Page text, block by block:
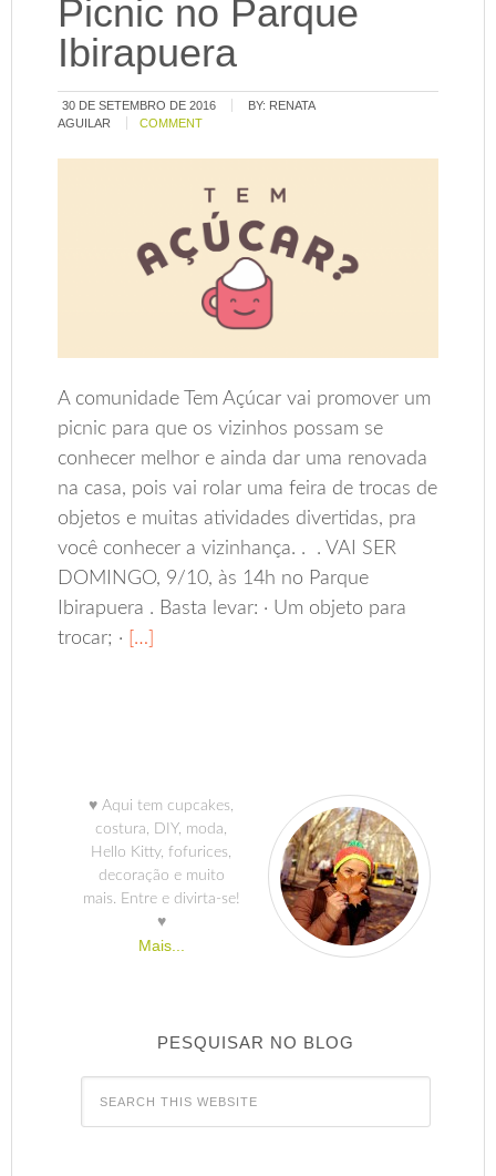
Picnic no Parque
Ibirapuera
30 DE SETEMBRO DE 2016 BY: RENATA
AGUILAR
COMMENT
A comunidade Tem Açúcar vai promover um
picnic para que os vizinhos possam se
conhecer melhor e ainda dar uma renovada
na casa, pois vai rolar uma feira de trocas de
objetos e muitas atividades divertidas, pra
você conhecer a vizinhança. . . VAI SER
DOMINGO, 9/10, às 14h no Parque
Ibirapuera . Basta levar: · Um objeto para
trocar; · […]
♥ Aqui tem cupcakes,
costura, DIY, moda,
Hello Kitty, fofurices,
decoração e muito
mais. Entre e divirta-se!
♥
Mais...
PESQUISAR NO BLOG